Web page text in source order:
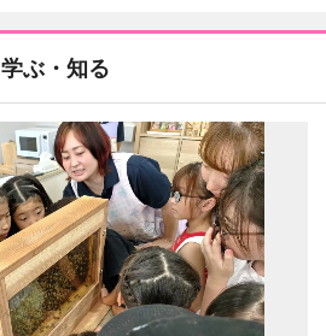
学ぶ・知る